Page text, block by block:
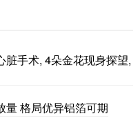
手术, 4朵金花现身探望,
量 格局优异铝箔可期